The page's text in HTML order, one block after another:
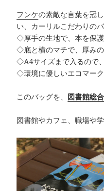
フンケの素敵な言葉を冠
い、カーリルこだわりの
◇厚手の生地で、本を保護
◇底と横のマチで、厚み
◇A4サイズまで入るので
◇環境に優しいエコマー
このバッグを、 図書館総
図書館やカフェ、職場や